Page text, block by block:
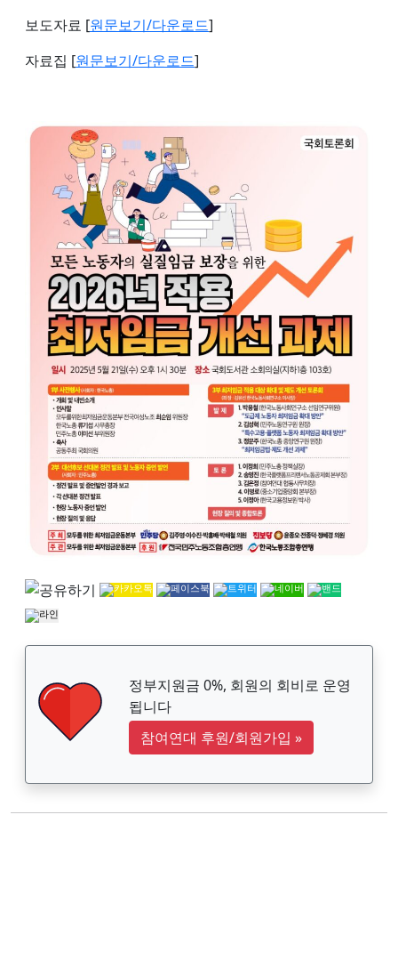
보도자료 [원문보기/다운로드]
자료집 [원문보기/다운로드]
정부지원금 0%, 회원의 회비로 운영
됩니다
참여연대 후원/회원가입 »